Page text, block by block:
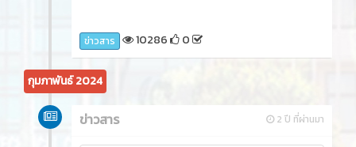
ข่าวสาร 10286 0
กุมภาพันธ์ 2024
2 ปี ที่ผ่านมา
ข่าวสาร